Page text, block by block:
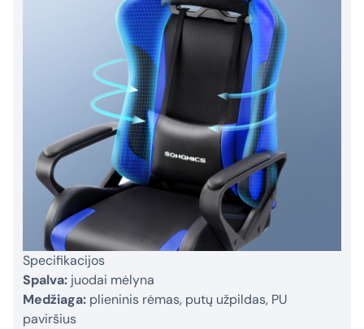
Specifikacijos
Spalva: juodai mėlyna
Medžiaga: plieninis rėmas, putų užpildas, PU
paviršius